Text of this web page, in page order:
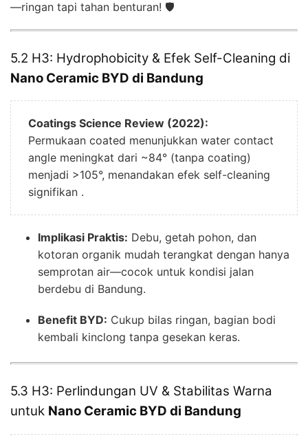
—ringan tapi tahan benturan! 🛡️
5.2 H3: Hydrophobicity & Efek Self-Cleaning di
Nano Ceramic BYD di Bandung
Coatings Science Review (2022):
Permukaan coated menunjukkan water contact
angle meningkat dari ~84° (tanpa coating)
menjadi >105°, menandakan efek self-cleaning
signifikan .
Implikasi Praktis: Debu, getah pohon, dan
kotoran organik mudah terangkat dengan hanya
semprotan air—cocok untuk kondisi jalan
berdebu di Bandung.
Benefit BYD: Cukup bilas ringan, bagian bodi
kembali kinclong tanpa gesekan keras.
5.3 H3: Perlindungan UV & Stabilitas Warna
untuk Nano Ceramic BYD di Bandung